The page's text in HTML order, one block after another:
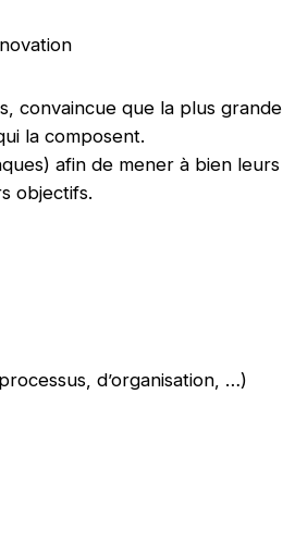
convaincue que la plus grande
la composent.
afin de mener à bien leurs
objectifs.
d’organisation, …)